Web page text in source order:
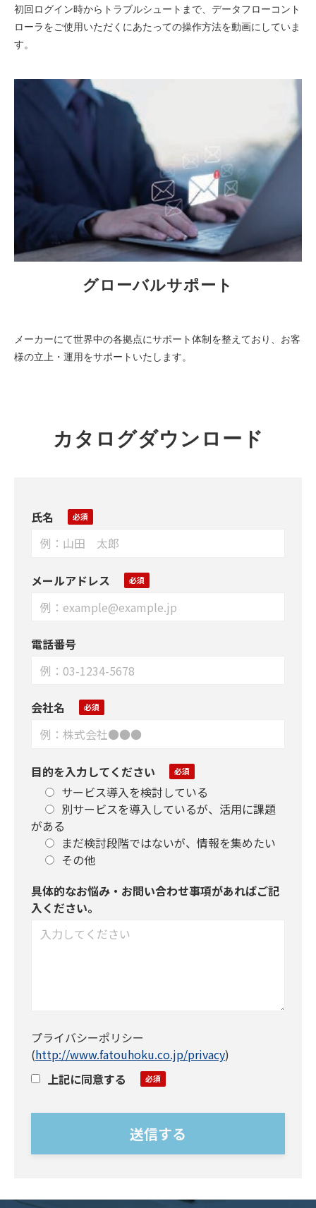
初回ログイン時からトラブルシュートまで、データフローコント
ローラをご使用いただくにあたっての操作方法を動画にしていま
す。
グローバルサポート
メーカーにて世界中の各拠点にサポート体制を整えており、お客
様の立上・運用をサポートいたします。
カタログダウンロード
氏名
メールアドレス
電話番号
会社名
目的を入力してください
サービス導入を検討している
別サービスを導入しているが、活用に課題
がある
まだ検討段階ではないが、情報を集めたい
その他
具体的なお悩み・お問い合わせ事項があればご記
入ください。
プライバシーポリシー
(http://www.fatouhoku.co.jp/privacy)
上記に同意する